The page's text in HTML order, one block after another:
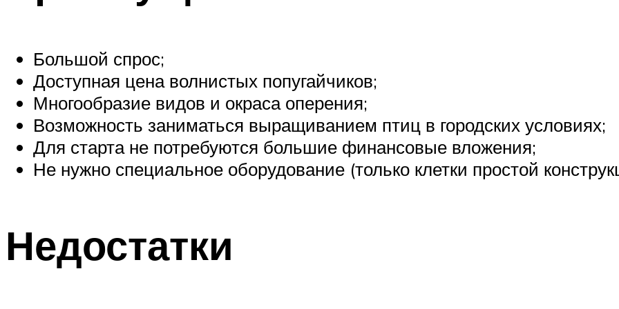
Большой спрос;
Доступная цена волнистых попугайчиков;
Многообразие видов и окраса оперения;
Возможность заниматься выращиванием птиц в городских условиях;
Для старта не потребуются большие финансовые вложения;
Не нужно специальное оборудование (только клетки простой
Недостатки